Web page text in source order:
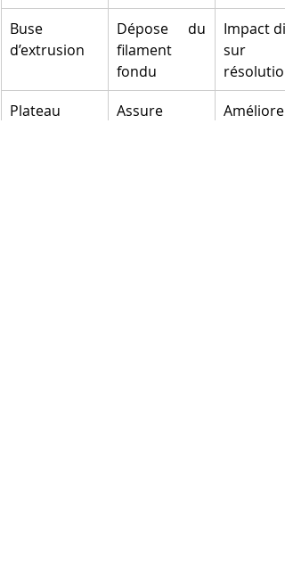
Buse
d’extrusion
Dépose du
filament
fondu
Impact
sur
résolution
Plateau
Assure